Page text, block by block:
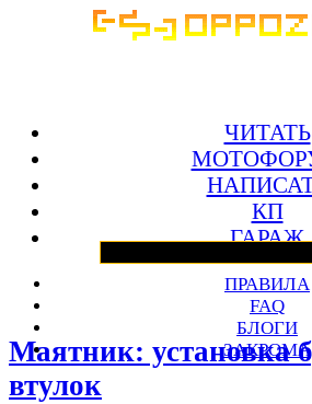
ЧИТАТЬ
КП
ГАРАЖ
ПРАВИЛА
FAQ
БЛОГИ
ЗАКРОМА
Маятник: установка
втулок